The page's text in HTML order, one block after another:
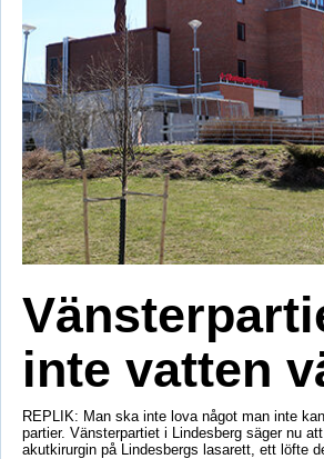
inte vatten
REPLIK: Man ska inte lova något man inte
partier. Vänsterpartiet i Lindesberg säger nu
akutkirurgin på Lindesbergs lasarett, ett löfte